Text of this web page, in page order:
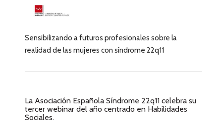
Sensibilizando a futuros profesionales sobre la
realidad de las mujeres con síndrome 22q11
La Asociación Española Síndrome 22q11 celebra su
tercer webinar del año centrado en Habilidades
Sociales.